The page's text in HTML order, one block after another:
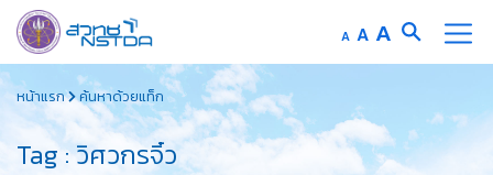
to
content
A Decrease
font
AReset
font
A Increase
font
หน้าแรก ค้นหาด้วยแท็ก
Tag : วิศวกรจิ๋ว